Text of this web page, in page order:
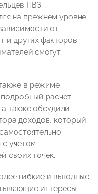
ПВЗ
на прежнем уровне,
от
и других факторов.
смогут
в режиме
расчет
также обсудили
доходов, который
с учетом
своих точек.
гибкие и выгодные
интересы